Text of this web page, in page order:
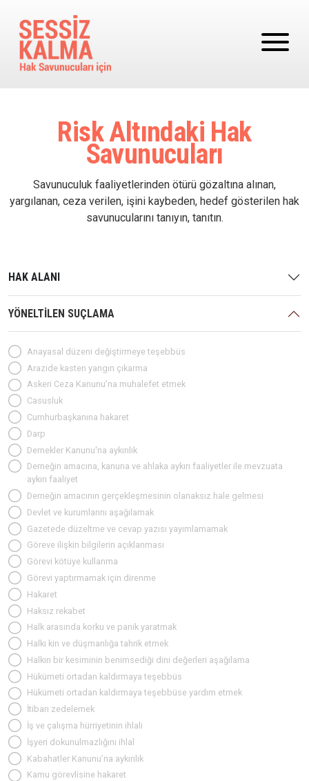
Risk Altındaki Hak
Savunucuları
Savunuculuk faaliyetlerinden ötürü gözaltına alınan,
yargılanan, ceza verilen, işini kaybeden, hedef gösterilen hak
savunucularını tanıyın, tanıtın.
HAK ALANI
YÖNELTİLEN SUÇLAMA
Anayasal düzeni değiştirmeye teşebbüs
Arazide kasten yangın çıkarma
Askeri Ceza Kanunu'na muhalefet etmek
Casusluk
Cumhurbaşkanına hakaret
Darp
Dernekler Kanunu'na aykırılık
Derneğin amacına, kanuna ve ahlaka aykırı faaliyetler ile mevzuata
aykırı faaliyet
Derneğin amacının gerçekleşmesinin olanaksız hale gelmesi
Devlet ve kurumlarını aşağılamak
Gazetede düzeltme ve cevap yazısı yayımlamamak
Göreve ilişkin bilgilerin açıklanması
Görevi kötüye kullanma
Görevi yaptırmamak için direnme
Hakaret
Haksız rekabet
Halk arasında korku ve panik yaratmak
Halkı kin ve düşmanlığa tahrik etmek
Halkın bir kesiminin benimsediği dini değerleri aşağılama
Hükümeti ortadan kaldırmaya teşebbüs
Hükümeti ortadan kaldırmaya teşebbüse yardım etmek
İtibarı zedelemek
İş ve çalışma hürriyetinin ihlali
İşyeri dokunulmazlığını ihlal
Kabahatler Kanunu’na aykırılık
Kamu görevlisine hakaret